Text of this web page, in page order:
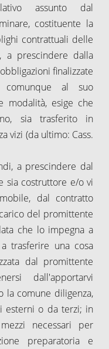
assunto dal
costituente la
contrattuali delle
a prescindere dalla
finalizzate
al suo
modalità, esige che
sia trasferito in
vizi (da ultimo: Cass.
a prescindere dal
sia costruttore e/o vi
dal contratto
del promittente
che lo impegna a
trasferire una cosa
dal promittente
dall'apportarvi
la comune diligenza,
esterni o da terzi; in
necessari per
preparatoria e